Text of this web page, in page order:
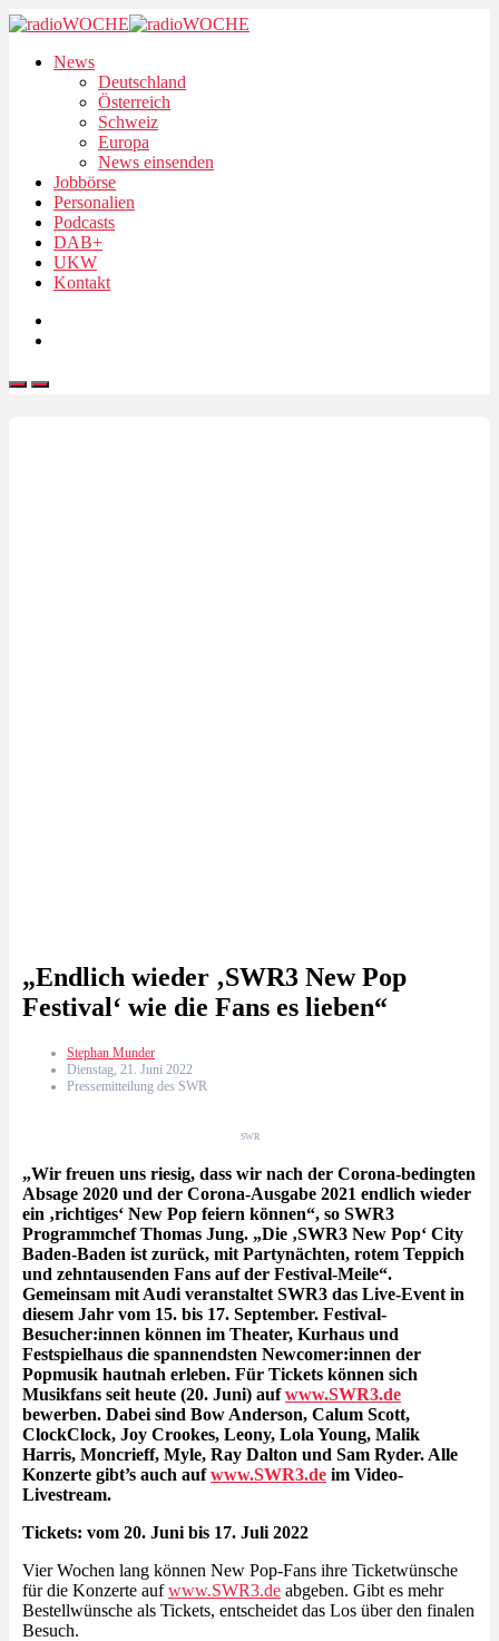
News
Deutschland
Österreich
Schweiz
Europa
News einsenden
Jobbörse
Personalien
Podcasts
DAB+
UKW
Kontakt
„Endlich wieder ‚SWR3 New Pop
Festival‘ wie die Fans es lieben“
Stephan Munder
Dienstag, 21. Juni 2022
Pressemitteilung des SWR
SWR
„Wir freuen uns riesig, dass wir nach der Corona-bedingten
Absage 2020 und der Corona-Ausgabe 2021 endlich wieder
ein ‚richtiges‘ New Pop feiern können“, so SWR3
Programmchef Thomas Jung. „Die ‚SWR3 New Pop‘ City
Baden-Baden ist zurück, mit Partynächten, rotem Teppich
und zehntausenden Fans auf der Festival-Meile“.
Gemeinsam mit Audi veranstaltet SWR3 das Live-Event in
diesem Jahr vom 15. bis 17. September. Festival-
Besucher:innen können im Theater, Kurhaus und
Festspielhaus die spannendsten Newcomer:innen der
Popmusik hautnah erleben. Für Tickets können sich
Musikfans seit heute (20. Juni) aufwww.SWR3.de
bewerben. Dabei sind Bow Anderson, Calum Scott,
ClockClock, Joy Crookes, Leony, Lola Young, Malik
Harris, Moncrieff, Myle, Ray Dalton und Sam Ryder. Alle
Konzerte gibt’s auch aufwww.SWR3.de im Video-
Livestream.
Tickets: vom 20. Juni bis 17. Juli 2022
Vier Wochen lang können New Pop-Fans ihre Ticketwünsche
für die Konzerte aufwww.SWR3.de abgeben. Gibt es mehr
Bestellwünsche als Tickets, entscheidet das Los über den finalen
Besuch.